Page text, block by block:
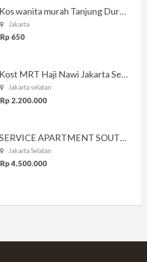
Kos wanita murah Tanjung Duren Jakarta Barat
Jakarta
Rp 650
Kost MRT Haji Nawi Jakarta Selatan
Jakarta selatan
Rp 2.200.000
SERVICE APARTMENT SOUTH RESIDENCE
Jakarta Selatan
Rp 4.500.000